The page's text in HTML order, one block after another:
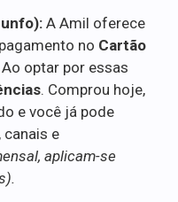
A Amil oferece
no Cartão
Ao optar por essas
. Comprou hoje,
e você já pode
canais e
aplicam-se